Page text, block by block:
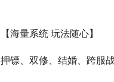
【海量系统 玩法随心】
押镖、双修、结婚、跨服